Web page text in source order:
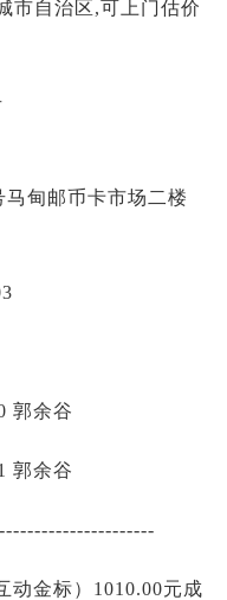
市自治区,可上门估价
马甸邮币卡市场二楼
郭余谷
郭余谷
动金标）1010.00元成